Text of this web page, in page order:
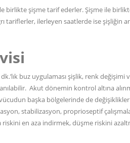
birlikte şişme tarif ederler. Şişme ile
tariflerler, ilerleyen saatlerde ise şişliğin
buz uygulaması şişlik, renk değişimi
Akut dönemin kontrol altına
başka bölgelerinde de değişiklikler
stabilizasyon, proprioseptif
en aza indirmek, düşme riskini